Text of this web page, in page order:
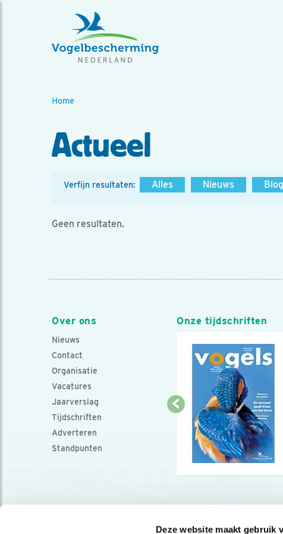
Deze website maakt gebruik
Home
Actueel
Verfijn resultaten: Alles Nieuws Blog
Geen resultaten.
Over ons
Nieuws
Contact
Organisatie
Vacatures
Jaarverslag
Tijdschriften
Adverteren
Standpunten
Onze tijdschriften